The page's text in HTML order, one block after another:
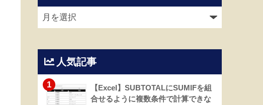
人気記事
1
【Excel】SUBTOTALにSUMIFを組
合せるように複数条件で計算できな